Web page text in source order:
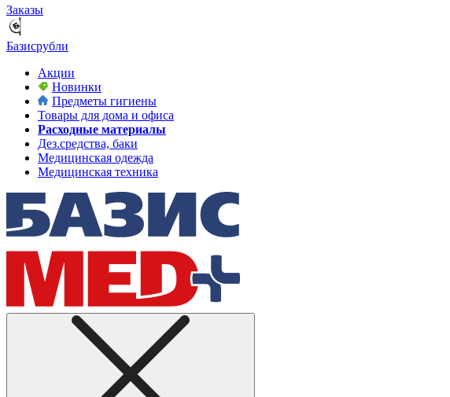
Заказы
Базисрубли
Акции
Новинки
Предметы гигиены
Товары для дома и офиса
Расходные материалы
Дез.средства, баки
Медицинская одежда
Медицинская техника